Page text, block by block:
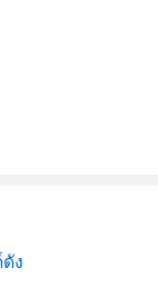
ง